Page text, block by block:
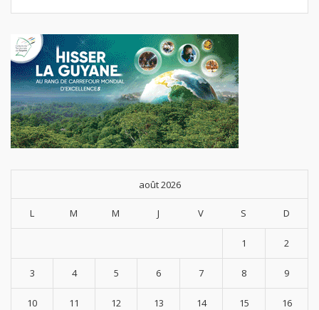
août 2026
L M M J V S D
1 2
3 4 5 6 7 8 9
10 11 12 13 14 15 16